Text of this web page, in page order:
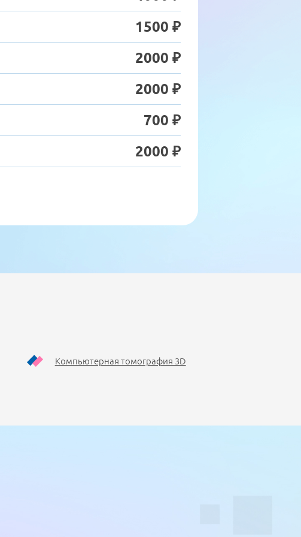
1500 ₽
2000 ₽
2000 ₽
700 ₽
2000 ₽
Компьютерная томография 3D